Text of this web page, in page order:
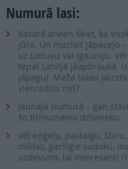
Numurā lasi:
Vasarā arvien šķiet, ka
jūra. Un mazliet jāpaceļo
uz Lietuvu vai Igauniju.
tepat Latvijā jāapbraukā.
jāpaguļ. Meža takas
vienradzis mīt?
Jaunajā numurā – gan
šo brīnumaino dzīvnieku.
Vēl eņģeļu, pastaigu,
mīklas, garšīgie sudoku,
uzdevumi, lai interesanti